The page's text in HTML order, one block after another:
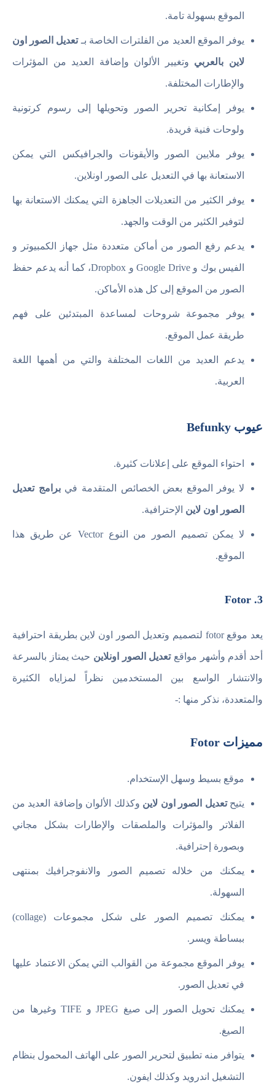
الموقع بسهولة تامة.
يوفر الموقع العديد من الفلترات الخاصة بـتعديل الصور اون
لاين بالعربي وتغيير الألوان وإضافة العديد من المؤثرات
والإطارات المختلفة.
يوفر إمكانية تحرير الصور وتحويلها إلى رسوم كرتونية
ولوحات فنية فريدة.
يوفر ملايين الصور والأيقونات والجرافيكس التي يمكن
الاستعانة بها في التعديل على الصور اونلاين.
يوفر الكثير من التعديلات الجاهزة التي يمكنك الاستعانة بها
لتوفير الكثير من الوقت والجهد.
يدعم رفع الصور من أماكن متعددة مثل جهاز الكمبيوتر و
الفيس بوك و Google Drive و Dropbox، كما أنه يدعم حفظ
الصور من الموقع إلى كل هذه الأماكن.
يوفر مجموعة شروحات لمساعدة المبتدئين على فهم
طريقة عمل الموقع.
يدعم العديد من اللغات المختلفة والتي من أهمها اللغة
العربية.
عيوب Befunky
احتواء الموقع على إعلانات كثيرة.
لا يوفر الموقع بعض الخصائص المتقدمة فيبرامج تعديل
الصور اون لاين الإحترافية.
لا يمكن تصميم الصور من النوع Vector عن طريق هذا
الموقع.
3. Fotor
يعد موقع fotor لتصميم وتعديل الصور اون لاين بطريقة احترافية
أحد أقدم وأشهر مواقعتعديل الصور اونلاين حيث يمتاز بالسرعة
والانتشار الواسع بين المستخدمين نظراً لمزاياه الكثيرة
والمتعددة، نذكر منها :-
مميزات Fotor
موقع بسيط وسهل الإستخدام.
يتيحتعديل الصور اون لاين وكذلك الألوان وإضافة العديد من
الفلاتر والمؤثرات والملصقات والإطارات بشكل مجاني
وبصورة إحترافية.
يمكنك من خلاله تصميم الصور والانفوجرافيك بمنتهى
السهولة.
يمكنك تصميم الصور على شكل مجموعات (collage)
ببساطة ويسر.
يوفر الموقع مجموعة من القوالب التي يمكن الاعتماد عليها
في تعديل الصور.
يمكنك تحويل الصور إلى صيغ JPEG و TIFE وغيرها من
الصيغ.
يتوافر منه تطبيق لتحرير الصور على الهاتف المحمول بنظام
التشغيل اندرويد وكذلك ايفون.